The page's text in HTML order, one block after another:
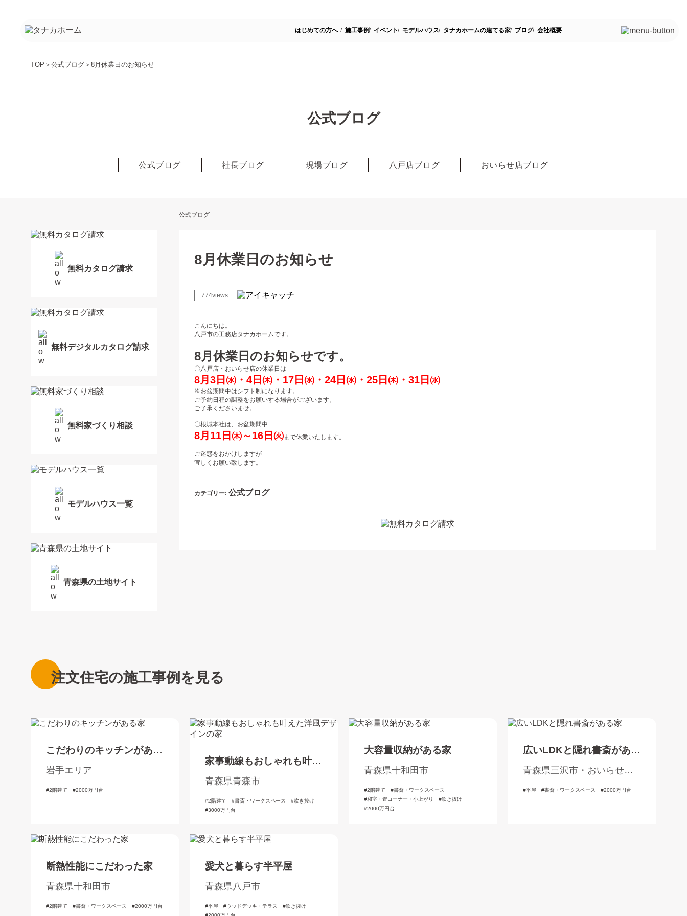
はじめての方へ 施工事例 イベント モデルハウス タナカホームの建てる家 ブログ 会社概要
TOP ＞ 公式ブログ ＞ 8月休業日のお知らせ
公式ブログ
公式ブログ 社長ブログ 現場ブログ 八戸店ブログ おいらせ店ブログ
公式ブログ
無料カタログ請求
無料デジタルカタログ請求
無料家づくり相談
モデルハウス一覧
青森県の土地サイト
8月休業日のお知らせ
774views
こんにちは。
八戸市の工務店タナカホームです。
8月休業日のお知らせです。
〇八戸店・おいらせ店の休業日は
8月3日㈬・4日㈭・17日㈬・24日㈬・25日㈭・31日㈬
※お盆期間中はシフト制になります。
ご予約日程の調整をお願いする場合がございます。
ご了承くださいませ。
〇根城本社は、お盆期間中
8月11日㈭～16日㈫まで休業いたします。
ご迷惑をおかけしますが
宜しくお願い致します。
カテゴリー: 公式ブログ
注文住宅の施工事例を見る
こだわりのキッチンがある
家
岩手エリア
2階建て 2000万円台
家事動線もおしゃれも叶え
た洋風デザインの家
青森県青森市
2階建て 書斎・ワークスペース
吹き抜け
3000万円台
大容量収納がある家
青森県十和田市
2階建て
書斎・ワークスペース
和室・畳コーナー・小上がり
吹き抜け
2000万円台
広いLDKと隠れ書斎がある
家
青森県三沢市・おいらせ
町・三戸郡
平屋 書斎・ワークスペース 2000万円台
断熱性能にこだわった家
青森県十和田市
2階建て 書斎・ワークスペース 2000万円台
愛犬と暮らす半平屋
青森県八戸市
平屋 ウッドデッキ・テラス
吹き抜け